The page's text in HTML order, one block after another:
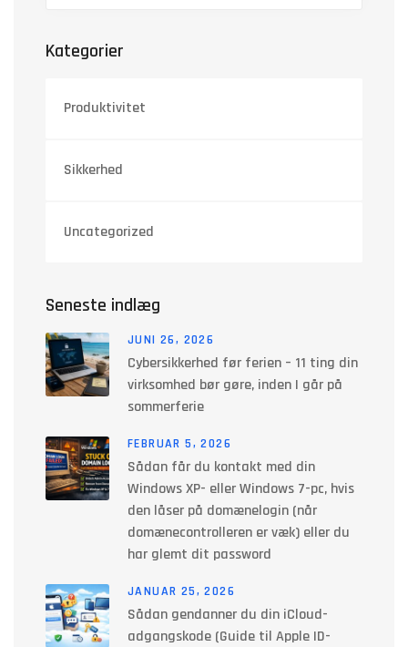
Kategorier
Produktivitet
Sikkerhed
Uncategorized
Seneste indlæg
JUNI 26, 2026
Cybersikkerhed før ferien – 11 ting din
virksomhed bør gøre, inden I går på
sommerferie
FEBRUAR 5, 2026
Sådan får du kontakt med din
Windows XP- eller Windows 7-pc, hvis
den låser på domænelogin (når
domænecontrolleren er væk) eller du
har glemt dit password
JANUAR 25, 2026
Sådan gendanner du din iCloud-
adgangskode (Guide til Apple ID-